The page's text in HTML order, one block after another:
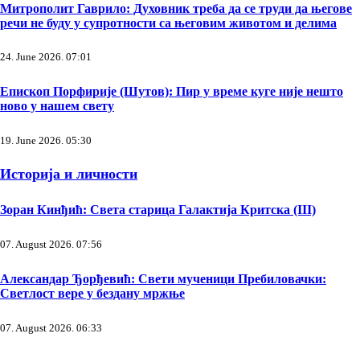
Митрополит Гаврило: Духовник треба да се труди да његове
речи не буду у супротности са његовим животом и делима
24. June 2026. 07:01
Епископ Порфирије (Шутов): Пир у време куге није нешто
ново у нашем свету
19. June 2026. 05:30
Историја и личности
Зоран Кинђић: Света старица Галактија Критска (III)
07. August 2026. 07:56
Александар Ђорђевић: Свети мученици Пребиловачки:
Светлост вере у бездану мржње
07. August 2026. 06:33